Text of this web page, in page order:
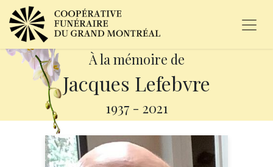
À la mémoire de
Jacques Lefebvre
1937 - 2021